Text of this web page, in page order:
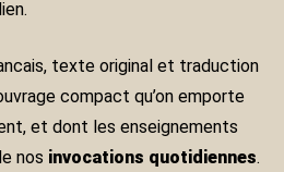
texte original et traduction
compact qu’on emporte
et dont les enseignements
nos invocations quotidiennes.